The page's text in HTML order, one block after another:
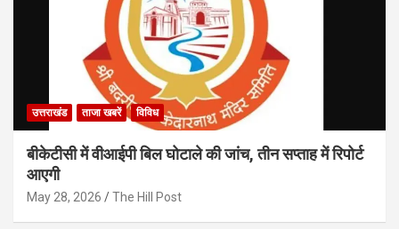
उत्तराखंड ताजा खबरें विविध
बीकेटीसी में वीआईपी बिल घोटाले की जांच, तीन सप्ताह में रिपोर्ट
आएगी
May 28, 2026 The Hill Post